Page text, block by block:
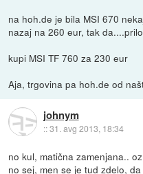
na hoh.de je bila MSI 670
nazaj na 260 eur, tak
kupi MSI TF 760 za 230 eur
Aja, trgovina pa hoh.de od
johnym
::31. avg 2013, 18:34
no kul, matična zamenjana..
no sej, men se je tud zdelo,